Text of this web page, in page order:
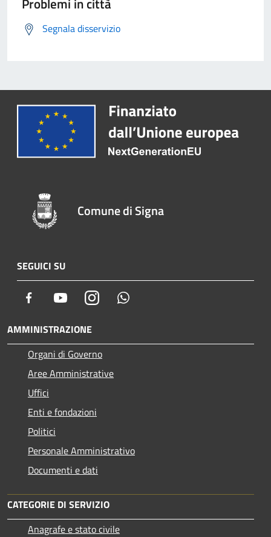
Segnala disservizio
Comune di Signa
SEGUICI SU
Facebook YoutubeInstagram
AMMINISTRAZIONE
Organi di Governo
Aree Amministrative
Uffici
Enti e fondazioni
Politici
Personale Amministrativo
Documenti e dati
CATEGORIE DI SERVIZIO
Anagrafe e stato civile